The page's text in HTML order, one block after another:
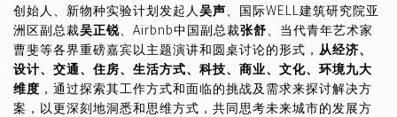
创始人、新物种实验计划发起人吴声、国际WELL建筑研究院亚
洲区副总裁吴正锐、Airbnb中国副总裁张舒、当代青年艺术家
曹斐等各界重磅嘉宾以主题演讲和圆桌讨论的形式， 从经济、
设计、交通、住房、生活方式、科技、商业、文化、环境九大
维度 ，通过探索其工作方式和面临的挑战及需求来探讨解决方
案，以更深刻地洞悉和思维方式，共同思考未来城市的发展方